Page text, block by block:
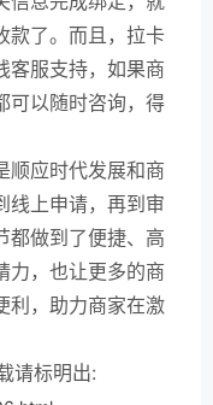
款了。而且，拉卡
客服支持，如果商
可以随时咨询，得
顺应时代发展和商
线上申请，再到审
都做到了便捷、高
力，也让更多的商
利，助力商家在激
请标明出: